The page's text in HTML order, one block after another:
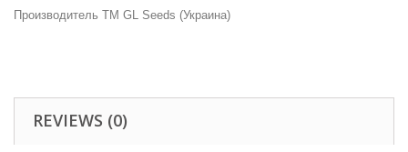
Производитель ТМ GL Seeds (Украина)
REVIEWS (0)